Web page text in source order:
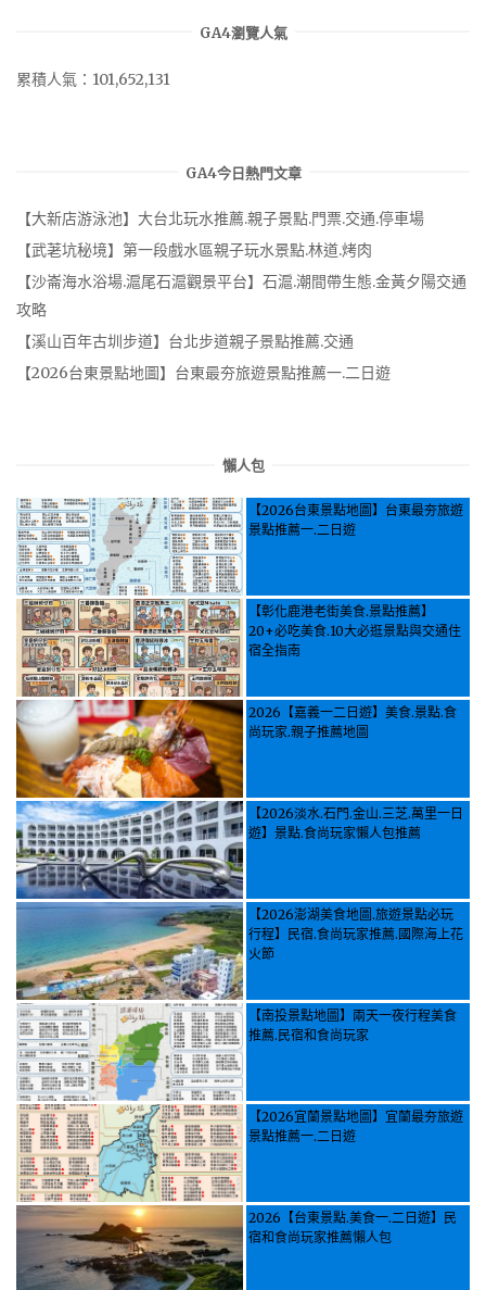
GA4瀏覽人氣
累積人氣：101,652,131
GA4今日熱門文章
【大新店游泳池】大台北玩水推薦.親子景點.門票.交通.停車場
【武荖坑秘境】第一段戲水區親子玩水景點.林道.烤肉
【沙崙海水浴場.滬尾石滬觀景平台】石滬.潮間帶生態.金黃夕陽交通
攻略
【溪山百年古圳步道】台北步道親子景點推薦.交通
【2026台東景點地圖】台東最夯旅遊景點推薦一.二日遊
懶人包
【2026台東景點地圖】台東最夯旅遊
景點推薦一.二日遊
【彰化鹿港老街美食.景點推薦】
20+必吃美食.10大必逛景點與交通住
宿全指南
2026【嘉義一二日遊】美食.景點.食
尚玩家.親子推薦地圖
【2026淡水.石門.金山.三芝.萬里一日
遊】景點.食尚玩家懶人包推薦
【2026澎湖美食地圖.旅遊景點必玩
行程】民宿.食尚玩家推薦.國際海上花
火節
【南投景點地圖】兩天一夜行程美食
推薦.民宿和食尚玩家
【2026宜蘭景點地圖】宜蘭最夯旅遊
景點推薦一.二日遊
2026【台東景點.美食一.二日遊】民
宿和食尚玩家推薦懶人包